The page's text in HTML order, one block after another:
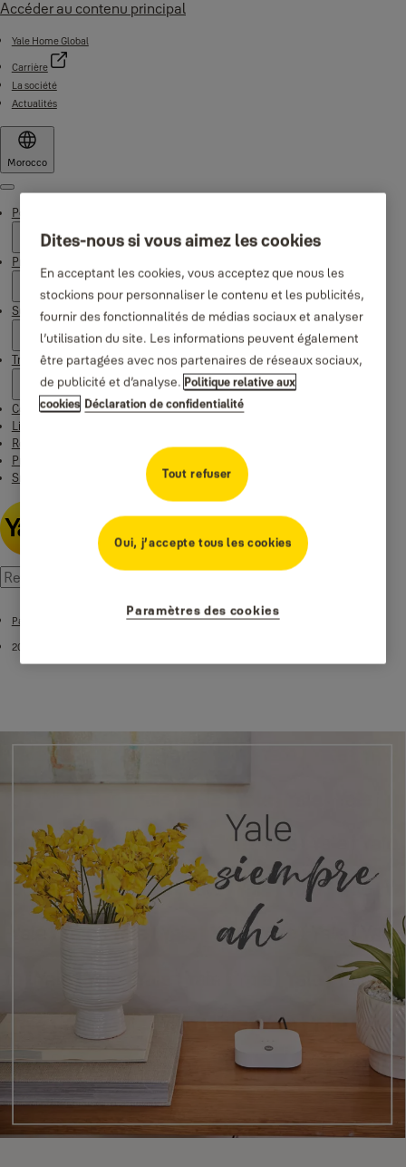
Accéder au contenu principal
Yale Home Global
Carrière
La société
Actualités
Morocco
Menu
Pourquoi Yale
Produits
Support
Trouver un revendeur
Contact
Linus Smart Lock
Rentals Yale & EleaOpen
Productos
Smart Residential
Page d’accueil
2021
Dites-nous si vous aimez les cookies
En acceptant les cookies, vous acceptez que nous les
stockions pour personnaliser le contenu et les publicités,
fournir des fonctionnalités de médias sociaux et analyser
l’utilisation du site. Les informations peuvent également
être partagées avec nos partenaires de réseaux sociaux,
de publicité et d’analyse. Politique relative aux
cookies Déclaration de confidentialité
Tout refuser
Oui, j’accepte tous les cookies
Paramètres des cookies